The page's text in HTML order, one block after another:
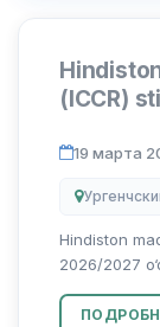
(ICCR)
19 марта
Hindiston
2026/2027
ma’lum